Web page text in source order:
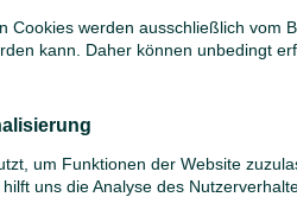
Cookies werden ausschließlich vom
kann. Daher können unbedingt
um Funktionen der Website
uns die Analyse des